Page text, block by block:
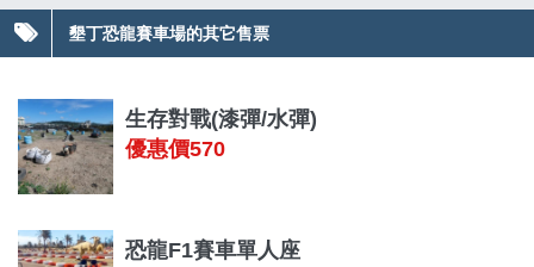
墾丁恐龍賽車場的其它售票
生存對戰(漆彈/水彈)
優惠價570
恐龍F1賽車單人座